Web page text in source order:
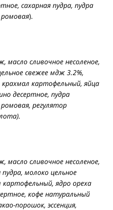
сахарная пудра, пудра
ромовая).
масло сливочное несоленое,
свежее мдж 3.2%,
крахмал картофельный, яйца
десертное, пудра
ромовая, регулятор
масло сливочное несоленое,
молоко цельное
картофельный, ядро ореха
кофе натуральный
порошок, эссенция,